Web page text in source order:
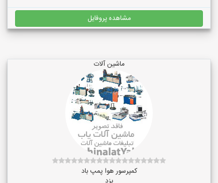
مشاهده پروفایل
ماشین آلات
کمپرسور هوا پمپ باد